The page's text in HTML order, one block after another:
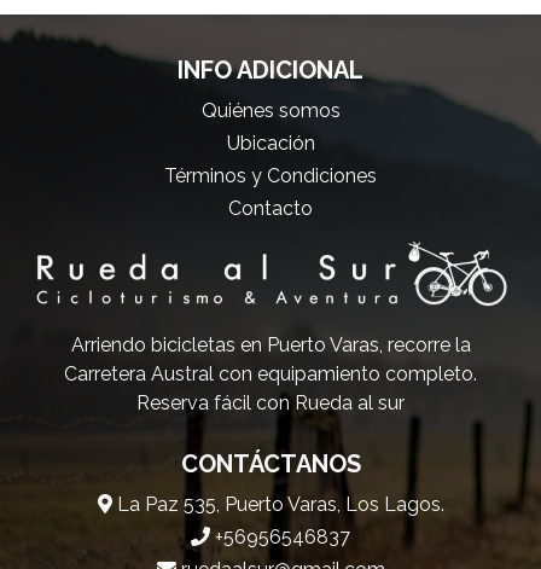
INFO ADICIONAL
Quiénes somos
Ubicación
Términos y Condiciones
Contacto
Arriendo bicicletas en Puerto Varas, recorre la
Carretera Austral con equipamiento completo.
Reserva fácil con Rueda al sur
CONTÁCTANOS
La Paz 535, Puerto Varas, Los Lagos.
+56956546837